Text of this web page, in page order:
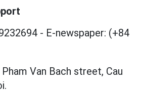
- E-newspaper: (+84
Van Bach street, Cau